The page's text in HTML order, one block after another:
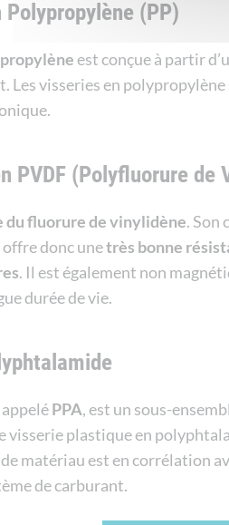
(PP)
est conçue à partir
Les visseries en
PVDF (Polyfluorure de
du fluorure de vinylidène. Son
donc unetrès bonne
. Il est également non
durée de vie.
appeléPPA, est un sous-
visserie plastique en
matériau est en corrélation
de carburant.